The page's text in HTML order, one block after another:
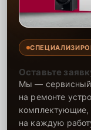
Оставьте
Мы — сервисный
на ремонте
комплектующие,
на каждую